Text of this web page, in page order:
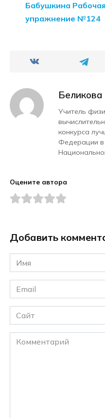
Бабушкина
упражнение №124
Учитель
конкурса
Федерации в
Оцените автора
Добавить
Имя
*
Email
*
Сайт
Комментарий